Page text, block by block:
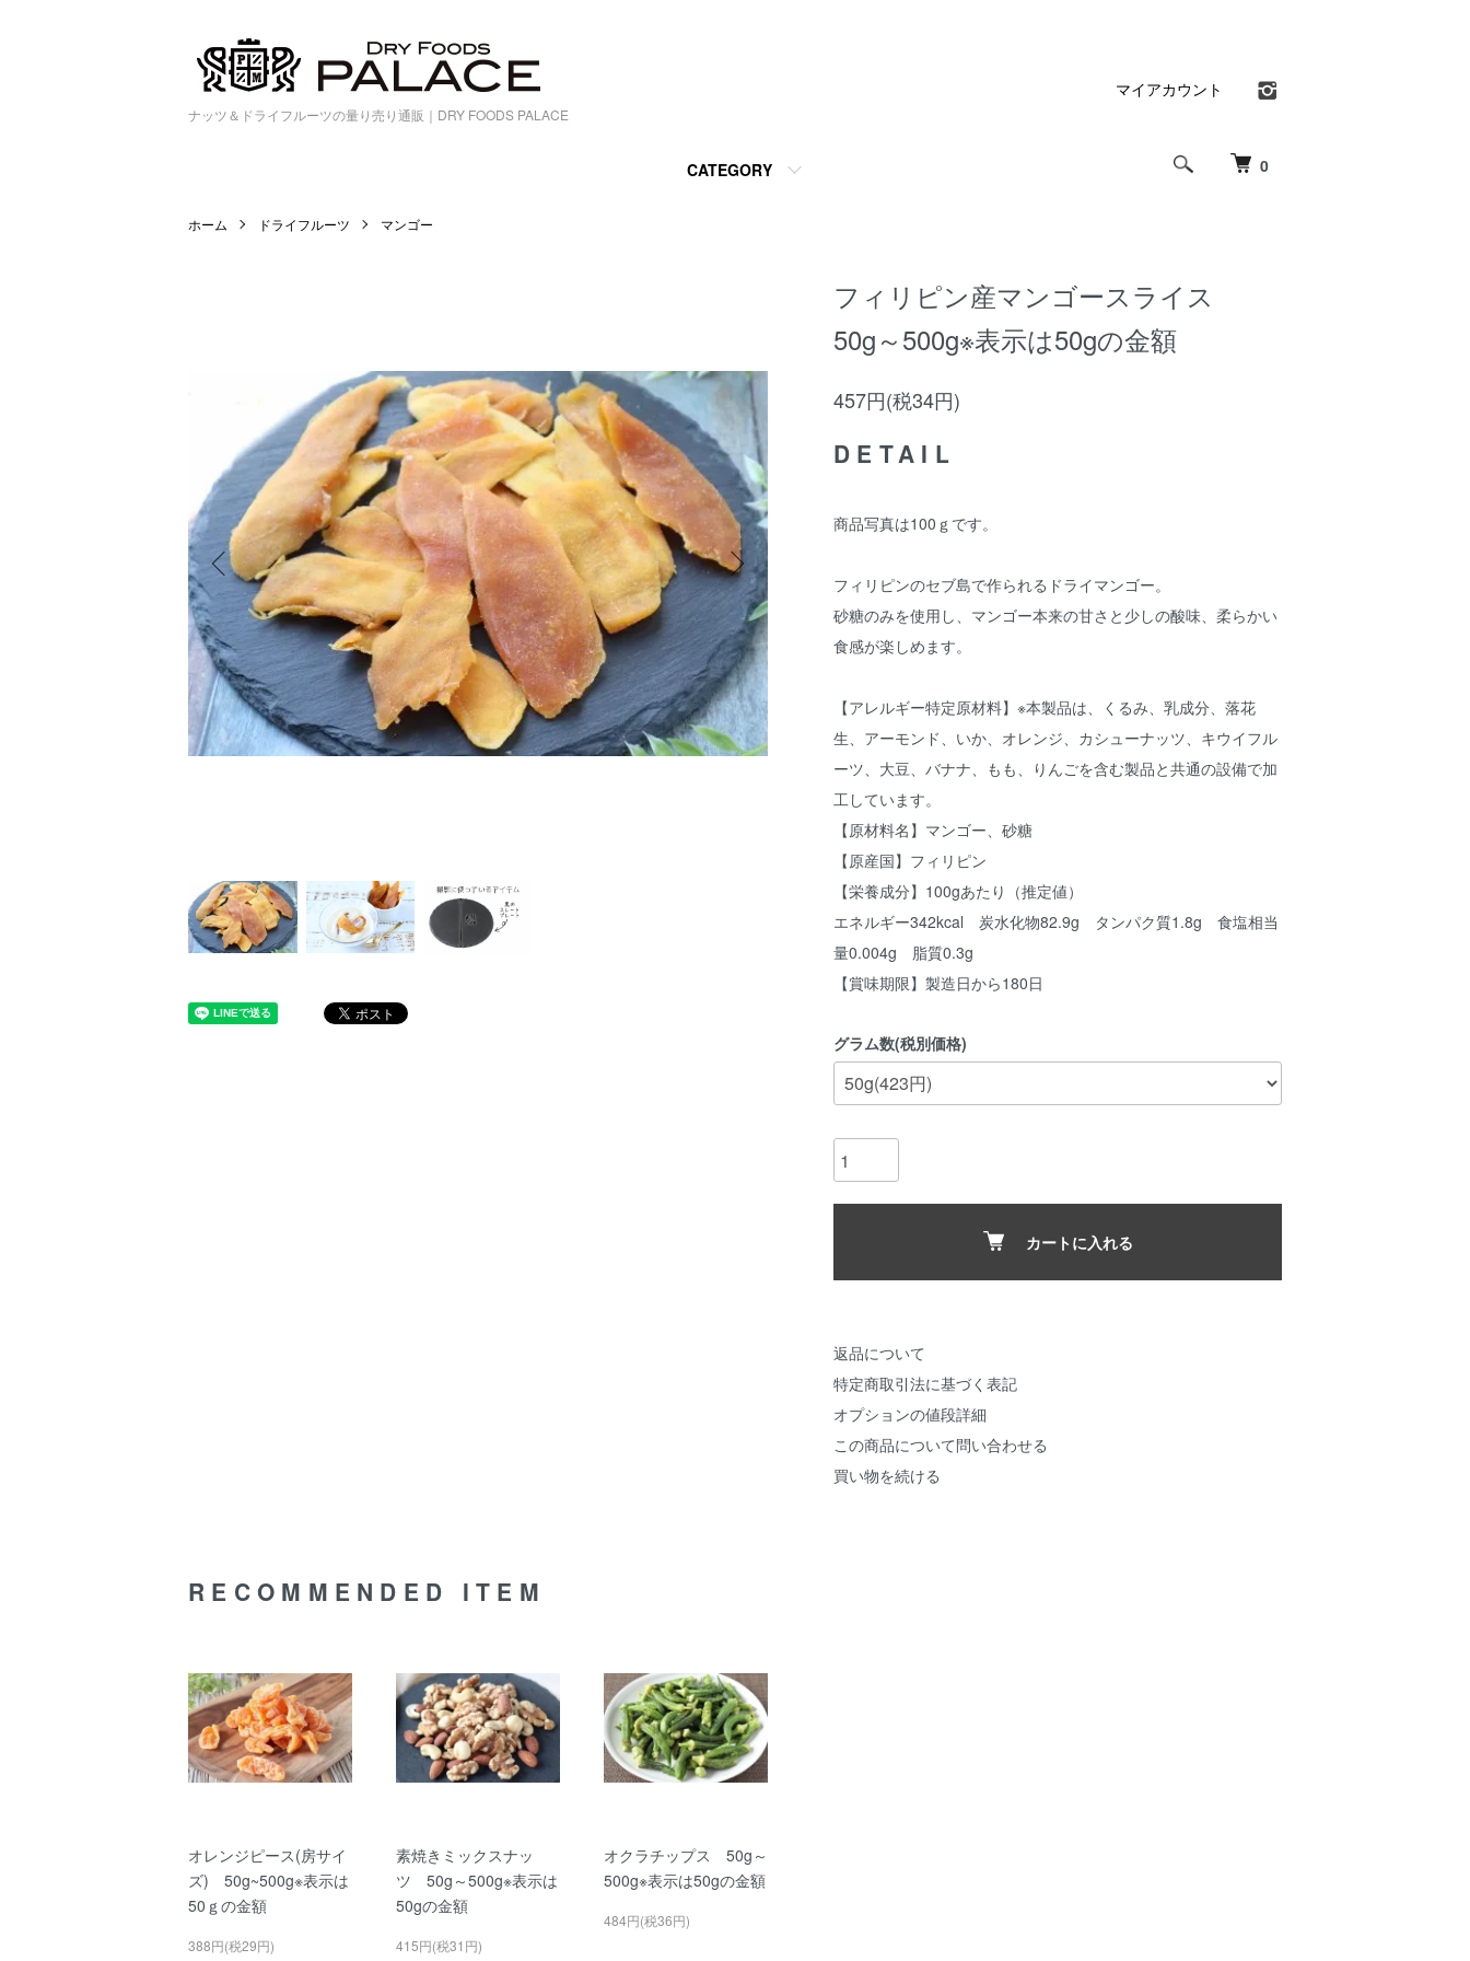
ナッツ＆ドライフルーツの量り売り通販｜DRY FOODS PALACE
0
CATEGORY
マイアカウント
ホーム ドライフルーツ マンゴー
フィリピン産マンゴースライス
50g～500g※表示は50gの金額
457円(税34円)
DETAIL
商品写真は100ｇです。
フィリピンのセブ島で作られるドライマンゴー。
砂糖のみを使用し、マンゴー本来の甘さと少しの酸味、柔らかい
食感が楽しめます。
【アレルギー特定原材料】※本製品は、くるみ、乳成分、落花
生、アーモンド、いか、オレンジ、カシューナッツ、キウイフル
ーツ、大豆、バナナ、もも、りんごを含む製品と共通の設備で加
工しています。
【原材料名】マンゴー、砂糖
【原産国】フィリピン
【栄養成分】100gあたり（推定値）
エネルギー342kcal 炭水化物82.9g タンパク質1.8g 食塩相当
量0.004g 脂質0.3g
【賞味期限】製造日から180日
グラム数(税別価格)
カートに入れる
返品について
特定商取引法に基づく表記
オプションの値段詳細
この商品について問い合わせる
買い物を続ける
RECOMMENDED ITEM
オレンジピース(房サイ
ズ) 50g~500g※表示は
50ｇの金額
388円(税29円)
素焼きミックスナッ
ツ 50g～500g※表示は
50gの金額
415円(税31円)
オクラチップス 50g～
500g※表示は50gの金額
484円(税36円)